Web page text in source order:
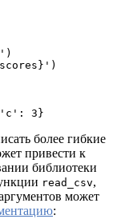
3}
более гибкие
привести к
библиотеки
read_csv,
может
: